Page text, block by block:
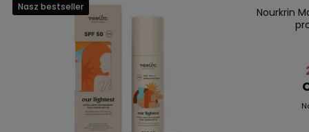
Nasz bestseller
Promocja
Nourkrin